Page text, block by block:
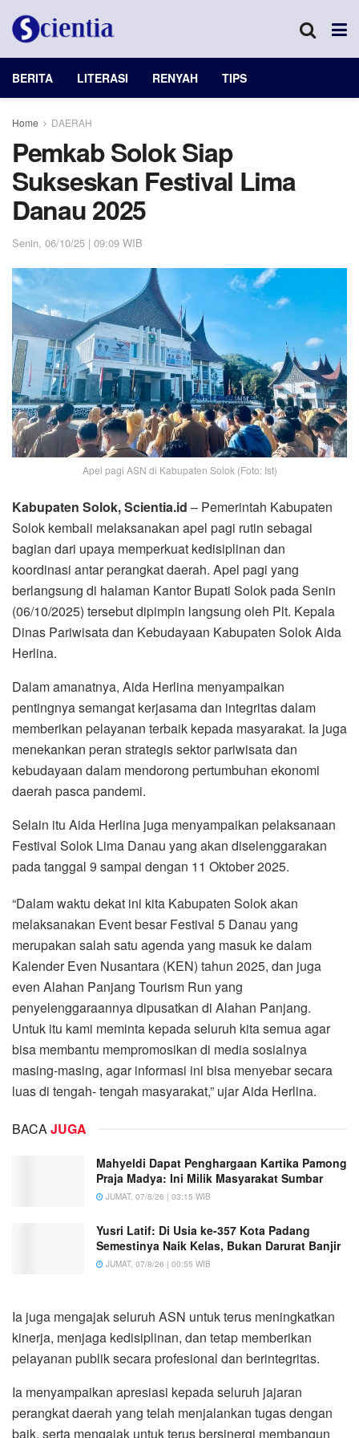
BERITA LITERASI RENYAH TIPS
Home DAERAH
Pemkab Solok Siap
Sukseskan Festival Lima
Danau 2025
Senin, 06/10/25 | 09:09 WIB
Apel pagi ASN di Kabupaten Solok (Foto: Ist)
Kabupaten Solok, Scientia.id – Pemerintah Kabupaten
Solok kembali melaksanakan apel pagi rutin sebagai
bagian dari upaya memperkuat kedisiplinan dan
koordinasi antar perangkat daerah. Apel pagi yang
berlangsung di halaman Kantor Bupati Solok pada Senin
(06/10/2025) tersebut dipimpin langsung oleh Plt. Kepala
Dinas Pariwisata dan Kebudayaan Kabupaten Solok Aida
Herlina.
Dalam amanatnya, Aida Herlina menyampaikan
pentingnya semangat kerjasama dan integritas dalam
memberikan pelayanan terbaik kepada masyarakat. Ia juga
menekankan peran strategis sektor pariwisata dan
kebudayaan dalam mendorong pertumbuhan ekonomi
daerah pasca pandemi.
Selain itu Aida Herlina juga menyampaikan pelaksanaan
Festival Solok Lima Danau yang akan diselenggarakan
pada tanggal 9 sampai dengan 11 Oktober 2025.
“Dalam waktu dekat ini kita Kabupaten Solok akan
melaksanakan Event besar Festival 5 Danau yang
merupakan salah satu agenda yang masuk ke dalam
Kalender Even Nusantara (KEN) tahun 2025, dan juga
even Alahan Panjang Tourism Run yang
penyelenggaraannya dipusatkan di Alahan Panjang.
Untuk itu kami meminta kepada seluruh kita semua agar
bisa membantu mempromosikan di media sosialnya
masing-masing, agar informasi ini bisa menyebar secara
luas di tengah- tengah masyarakat,” ujar Aida Herlina.
BACA JUGA
Mahyeldi Dapat Penghargaan Kartika Pamong
Praja Madya: Ini Milik Masyarakat Sumbar
JUMAT, 07/8/26 | 03:15 WIB
Yusri Latif: Di Usia ke-357 Kota Padang
Semestinya Naik Kelas, Bukan Darurat Banjir
JUMAT, 07/8/26 | 00:55 WIB
Ia juga mengajak seluruh ASN untuk terus meningkatkan
kinerja, menjaga kedisiplinan, dan tetap memberikan
pelayanan publik secara profesional dan berintegritas.
Ia menyampaikan apresiasi kepada seluruh jajaran
perangkat daerah yang telah menjalankan tugas dengan
baik, serta mengajak untuk terus bersinergi membangun